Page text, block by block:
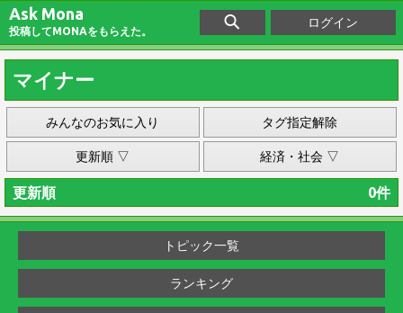
Ask Mona
投稿してMONAをもらえた。
ログイン
マイナー
みんなのお気に入り タグ指定解除
更新順 ▽ 経済・社会 ▽
更新順 0件
トピック一覧
ランキング